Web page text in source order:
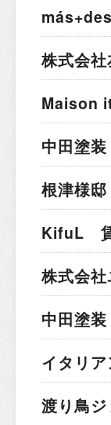
株式会
Maison
中田塗
根津様
KifuL
株式会
中田塗
イタリア
渡り鳥ジ